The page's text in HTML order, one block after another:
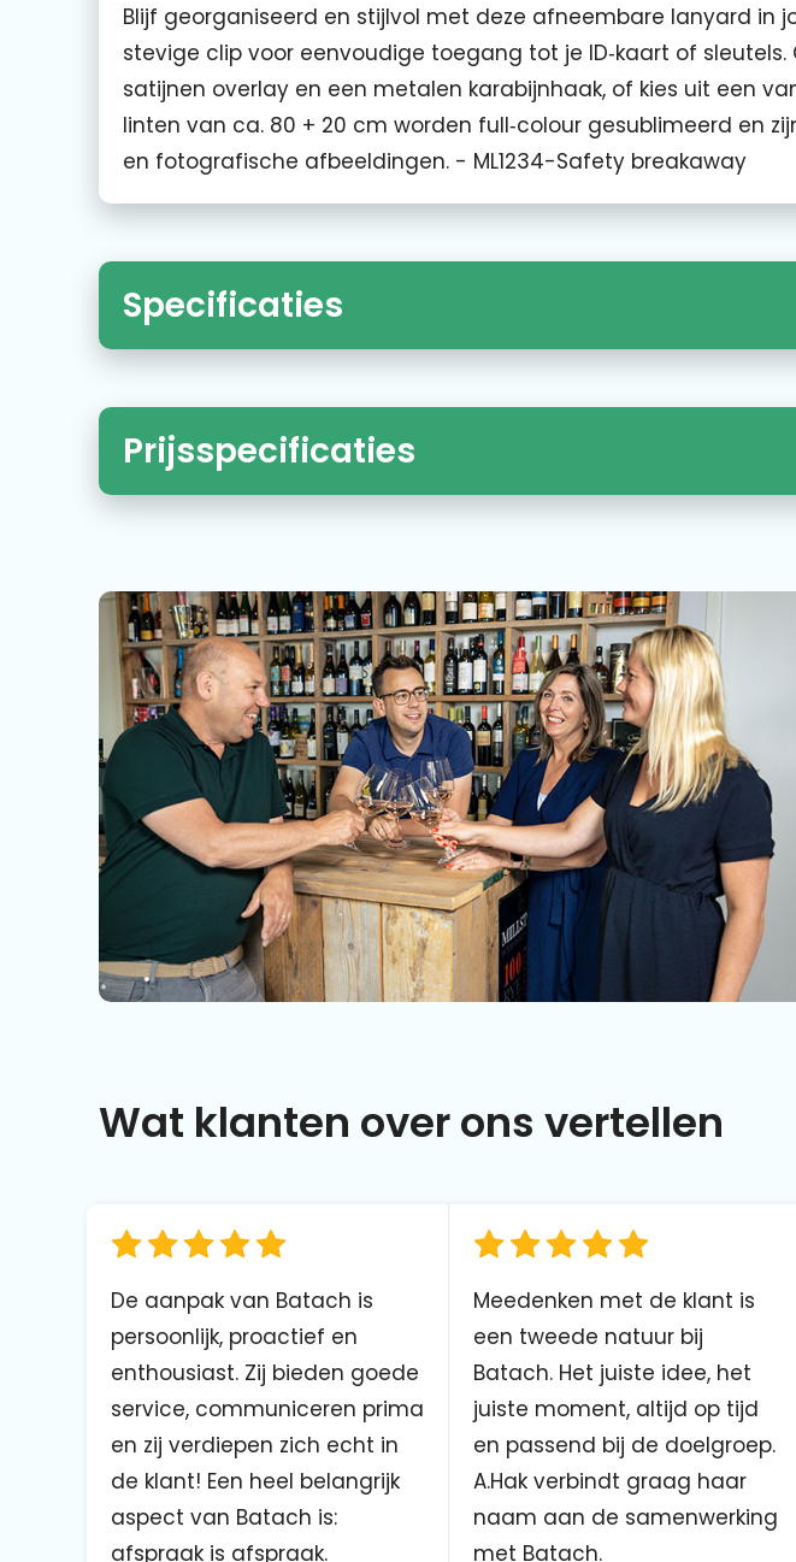
Blijf georganiseerd en stijlvol met deze afneembare lanyard in
stevige clip voor eenvoudige toegang tot je ID‑kaart of
satijnen overlay en een metalen karabijnhaak, of kies uit een
linten van ca. 80 + 20 cm worden full‑colour gesublimeerd en
en fotografische afbeeldingen. - ML1234-Safety breakaway
Specificaties
Prijsspecificaties
Wat klanten over ons vertellen
De aanpak van Batach is
persoonlijk, proactief en
enthousiast. Zij bieden goede
service, communiceren prima
en zij verdiepen zich echt in
de klant! Een heel belangrijk
aspect van Batach is:
afspraak is afspraak.
Meedenken met de klant is
een tweede natuur bij
Batach. Het juiste idee, het
juiste moment, altijd op tijd
en passend bij de doelgroep.
A.Hak verbindt graag haar
naam aan de samenwerking
met Batach.